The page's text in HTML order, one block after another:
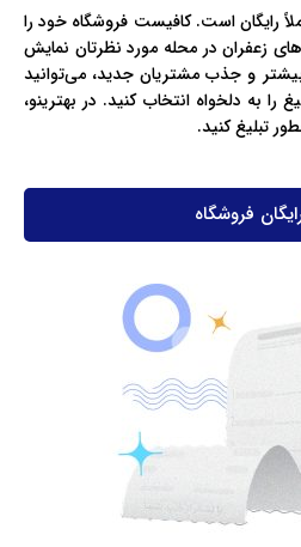
رایگان است. کافیست فروشگاه خود را
زعفران در محله‌ مورد نظرتان نمایش
و جذب مشتریان جدید، می‌توانید
را به دلخواه انتخاب کنید. در بهترینو،
تبلیغ کنید.
فروشگاه